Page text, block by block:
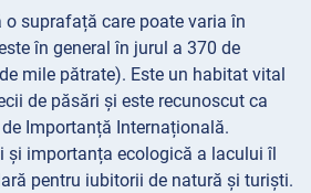
o suprafață care poate varia în
în general în jurul a 370 de
mile pătrate). Este un habitat vital
de păsări și este recunoscut ca
Importanță Internațională.
și importanța ecologică a lacului îl
pentru iubitorii de natură și turiști.